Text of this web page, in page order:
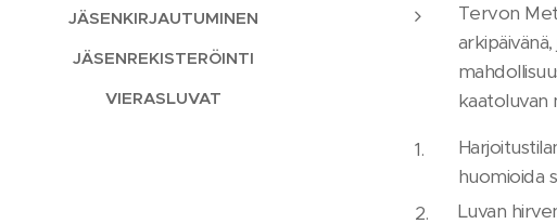
JÄSENKIRJAUTUMINEN
JÄSENREKISTERÖINTI
VIERASLUVAT
Tervon
kaatoluvan
huomioida
Luvan